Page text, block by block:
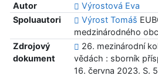
Autor
Výrostová Eva
Spoluautori
Výrost Tomáš
medzinárodného
Zdrojový
dokument
26. mezinárodní
vědách : sborník
16. června 2023. S.